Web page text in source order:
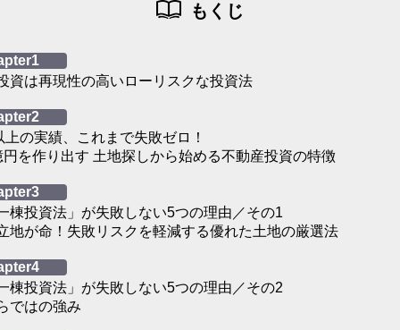
もくじ
資は再現性の高いローリスクな投資法
上の実績、これまで失敗ゼロ！
を作り出す 土地探しから始める不動産投資の特徴
棟投資法」が失敗しない5つの理由／その1
地が命！失敗リスクを軽減する優れた土地の厳選法
棟投資法」が失敗しない5つの理由／その2
ではの強み